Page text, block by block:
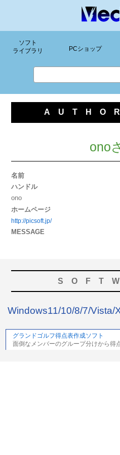
ソフト
ライブラリ
PCショップ
ono
名前
ハンドル
ono
ホームページ
http://picsoft.jp/
MESSAGE
Windows11/10/8/7/Vista/
グランドゴルフ得点表作成ソフト
面倒なメンバーのグループ分けから得